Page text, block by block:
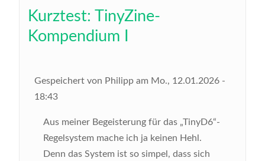
Kurztest: TinyZine-
Kompendium I
Gespeichert von Philipp am Mo., 12.01.2026 -
18:43
Aus meiner Begeisterung für das „TinyD6“-
Regelsystem mache ich ja keinen Hehl.
Denn das System ist so simpel, dass sich